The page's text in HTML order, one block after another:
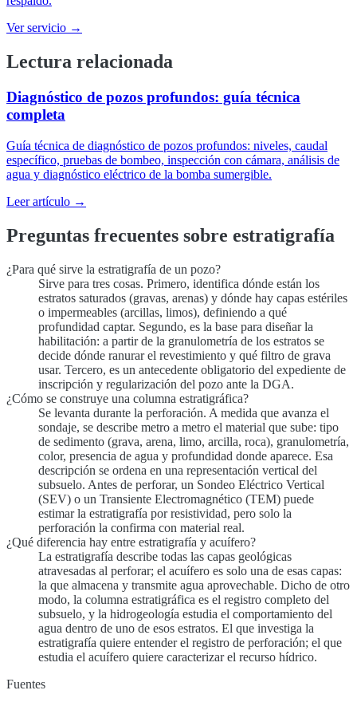
Ver servicio →
Lectura relacionada
Diagnóstico de pozos profundos: guía técnica
completa
Guía técnica de diagnóstico de pozos profundos: niveles, caudal
específico, pruebas de bombeo, inspección con cámara, análisis de
agua y diagnóstico eléctrico de la bomba sumergible.
Leer artículo →
Preguntas frecuentes sobre estratigrafía
¿Para qué sirve la estratigrafía de un pozo?
Sirve para tres cosas. Primero, identifica dónde están los
estratos saturados (gravas, arenas) y dónde hay capas estériles
o impermeables (arcillas, limos), definiendo a qué
profundidad captar. Segundo, es la base para diseñar la
habilitación: a partir de la granulometría de los estratos se
decide dónde ranurar el revestimiento y qué filtro de grava
usar. Tercero, es un antecedente obligatorio del expediente de
inscripción y regularización del pozo ante la DGA.
¿Cómo se construye una columna estratigráfica?
Se levanta durante la perforación. A medida que avanza el
sondaje, se describe metro a metro el material que sube: tipo
de sedimento (grava, arena, limo, arcilla, roca), granulometría,
color, presencia de agua y profundidad donde aparece. Esa
descripción se ordena en una representación vertical del
subsuelo. Antes de perforar, un Sondeo Eléctrico Vertical
(SEV) o un Transiente Electromagnético (TEM) puede
estimar la estratigrafía por resistividad, pero solo la
perforación la confirma con material real.
¿Qué diferencia hay entre estratigrafía y acuífero?
La estratigrafía describe todas las capas geológicas
atravesadas al perforar; el acuífero es solo una de esas capas:
la que almacena y transmite agua aprovechable. Dicho de otro
modo, la columna estratigráfica es el registro completo del
subsuelo, y la hidrogeología estudia el comportamiento del
agua dentro de uno de esos estratos. El que investiga la
estratigrafía quiere entender el registro de perforación; el que
estudia el acuífero quiere caracterizar el recurso hídrico.
Fuentes